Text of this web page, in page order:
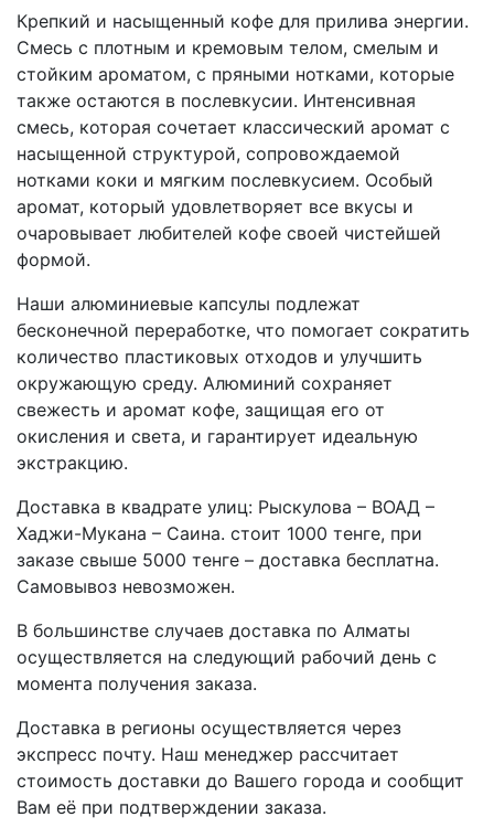
Крепкий и насыщенный кофе для прилива энергии.
Смесь с плотным и кремовым телом, смелым и
стойким ароматом, с пряными нотками, которые
также остаются в послевкусии. Интенсивная
смесь, которая сочетает классический аромат с
насыщенной структурой, сопровождаемой
нотками коки и мягким послевкусием. Особый
аромат, который удовлетворяет все вкусы и
очаровывает любителей кофе своей чистейшей
формой.
Наши алюминиевые капсулы подлежат
бесконечной переработке, что помогает сократить
количество пластиковых отходов и улучшить
окружающую среду. Алюминий сохраняет
свежесть и аромат кофе, защищая его от
окисления и света, и гарантирует идеальную
экстракцию.
Доставка в квадрате улиц: Рыскулова – ВОАД –
Хаджи-Мукана – Саина. стоит 1000 тенге, при
заказе свыше 5000 тенге – доставка бесплатна.
Самовывоз невозможен.
В большинстве случаев доставка по Алматы
осуществляется на следующий рабочий день с
момента получения заказа.
Доставка в регионы осуществляется через
экспресс почту. Наш менеджер рассчитает
стоимость доставки до Вашего города и сообщит
Вам её при подтверждении заказа.